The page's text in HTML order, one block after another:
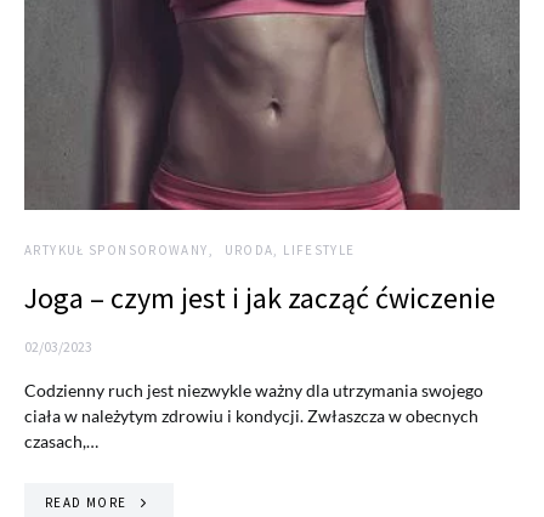
ARTYKUŁ SPONSOROWANY URODA, LIFESTYLE
Joga – czym jest i jak zacząć ćwiczenie
02/03/2023
Codzienny ruch jest niezwykle ważny dla utrzymania swojego
ciała w należytym zdrowiu i kondycji. Zwłaszcza w obecnych
czasach,…
READ MORE